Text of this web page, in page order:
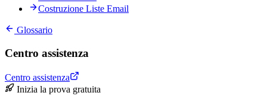
Costruzione Liste Email
Glossario
Centro assistenza
Centro assistenza
Inizia la prova gratuita